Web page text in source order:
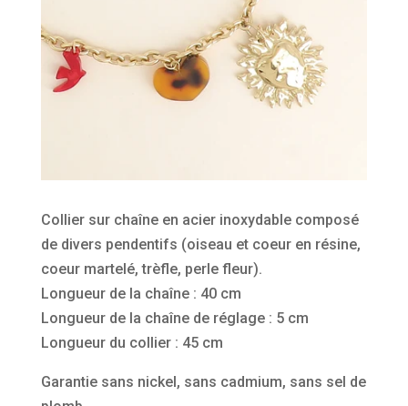
Collier sur chaîne en acier inoxydable composé
de divers pendentifs (oiseau et coeur en résine,
coeur martelé, trèfle, perle fleur).
Longueur de la chaîne : 40 cm
Longueur de la chaîne de réglage : 5 cm
Longueur du collier : 45 cm
Garantie sans nickel, sans cadmium, sans sel de